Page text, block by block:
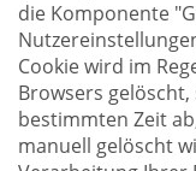
die Komponente
Cookie wird im
Browsers
bestimmten Zeit
manuell gelöscht